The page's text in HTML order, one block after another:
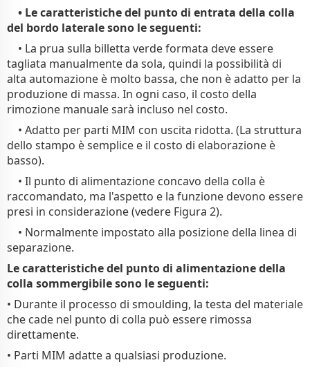
• Le caratteristiche del punto di entrata della colla
del bordo laterale sono le seguenti:
• La prua sulla billetta verde formata deve essere
tagliata manualmente da sola, quindi la possibilità di
alta automazione è molto bassa, che non è adatto per la
produzione di massa. In ogni caso, il costo della
rimozione manuale sarà incluso nel costo.
• Adatto per parti MIM con uscita ridotta. (La struttura
dello stampo è semplice e il costo di elaborazione è
basso).
• Il punto di alimentazione concavo della colla è
raccomandato, ma l'aspetto e la funzione devono essere
presi in considerazione (vedere Figura 2).
• Normalmente impostato alla posizione della linea di
separazione.
Le caratteristiche del punto di alimentazione della
colla sommergibile sono le seguenti:
• Durante il processo di smoulding, la testa del materiale
che cade nel punto di colla può essere rimossa
direttamente.
• Parti MIM adatte a qualsiasi produzione.